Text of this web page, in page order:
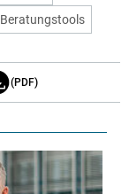
Beratungstools
(PDF)